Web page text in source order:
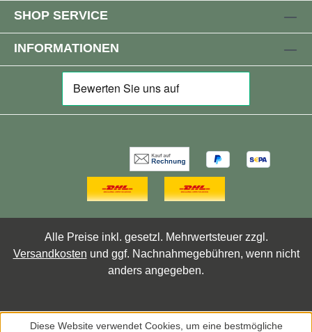
SHOP SERVICE
INFORMATIONEN
Alle Preise inkl. gesetzl. Mehrwertsteuer zzgl.
Versandkosten und ggf. Nachnahmegebühren, wenn nicht
anders angegeben.
Diese Website verwendet Cookies, um eine bestmögliche